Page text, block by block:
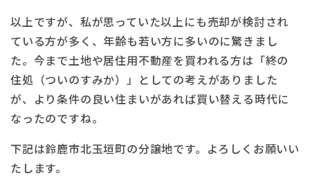
以上ですが、私が思っていた以上にも売却が検討され
ている方が多く、年齢も若い方に多いのに驚きまし
た。今まで土地や居住用不動産を買われる方は「終の
住処（ついのすみか）」としての考えがありました
が、より条件の良い住まいがあれば買い替える時代に
なったのですね。
下記は鈴鹿市北玉垣町の分譲地です。よろしくお願いい
たします。